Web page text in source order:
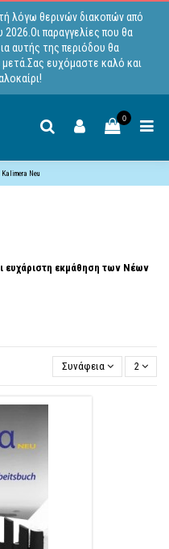
λόγω θερινών διακοπών από
παραγγελίες που θα
αυτής της περιόδου θα
ευχόμαστε καλό και
0
Kalimera Neu
ευχάριστη εκμάθηση των Νέων
Συνάφεια 2